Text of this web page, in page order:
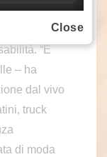
ad
di socialità,
“E
– ha
dal vivo
truck
di moda
Close